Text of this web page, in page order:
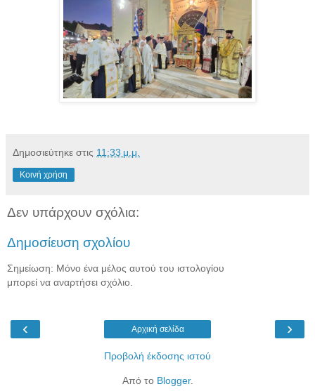
Δημοσιεύτηκε στις 11:33 μ.μ.
Κοινή χρήση
Δεν υπάρχουν σχόλια:
Δημοσίευση σχολίου
Σημείωση: Μόνο ένα μέλος αυτού του ιστολογίου
μπορεί να αναρτήσει σχόλιο.
‹ ›
Αρχική σελίδα
Προβολή έκδοσης ιστού
Από το Blogger.